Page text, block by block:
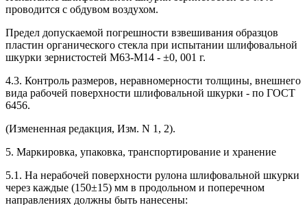
проводится с обдувом воздухом.
Предел допускаемой погрешности взвешивания образцов
пластин органического стекла при испытании шлифовальной
шкурки зернистостей М63-М14 - ±0, 001 г.
4.3. Контроль размеров, неравномерности толщины, внешнего
вида рабочей поверхности шлифовальной шкурки - по ГОСТ
6456.
(Измененная редакция, Изм. N 1, 2).
5. Маркировка, упаковка, транспортирование и хранение
5.1. На нерабочей поверхности рулона шлифовальной шкурки
через каждые (150±15) мм в продольном и поперечном
направлениях должны быть нанесены: